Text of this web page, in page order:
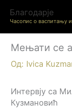
Благодарје
Часопис о васпитању
Мењати се
Од: Ivica
Интервју са
Кузмановић